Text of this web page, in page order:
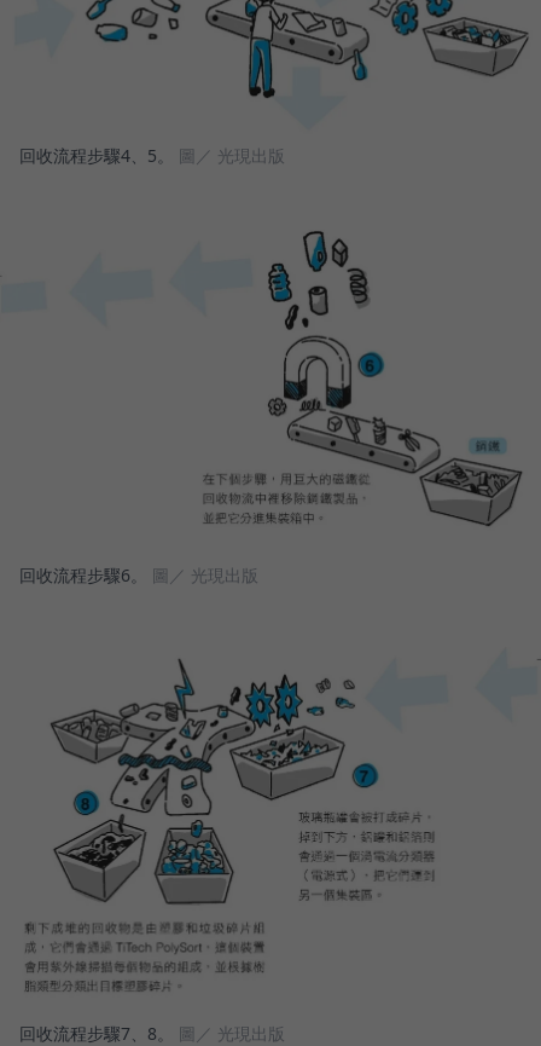
回收流程步驟4、5。 圖／ 光現出版
回收流程步驟6。 圖／ 光現出版
回收流程步驟7、8。 圖／ 光現出版